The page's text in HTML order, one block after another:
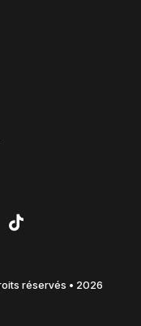
réservés • 2026